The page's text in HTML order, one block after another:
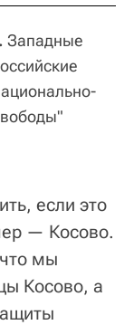
Западные
если это
— Косово.
мы
Косово, а